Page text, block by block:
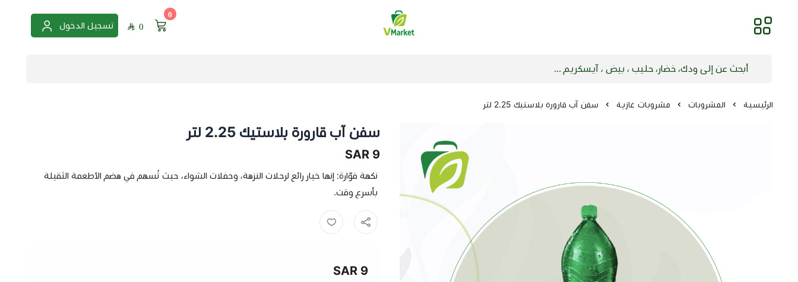
فيلج ماركت | VMarket
0
0 تسجيل الدخول
الرئيسية المشروبات مشروبات غازية سفن آب قارورة بلاستيك 2.25 لتر
سفن آب قارورة بلاستيك 2.25 لتر
9 SAR
نكهة فوّارة: إنها خيار رائع لرحلات النزهة، وحفلات الشواء، حيث تُسهم في هضم الأطعمة الثقيلة
بأسرع وقت.
9 SAR